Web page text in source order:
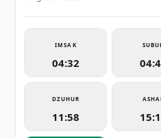
IMSAK
04:32
DZUHUR
11:58